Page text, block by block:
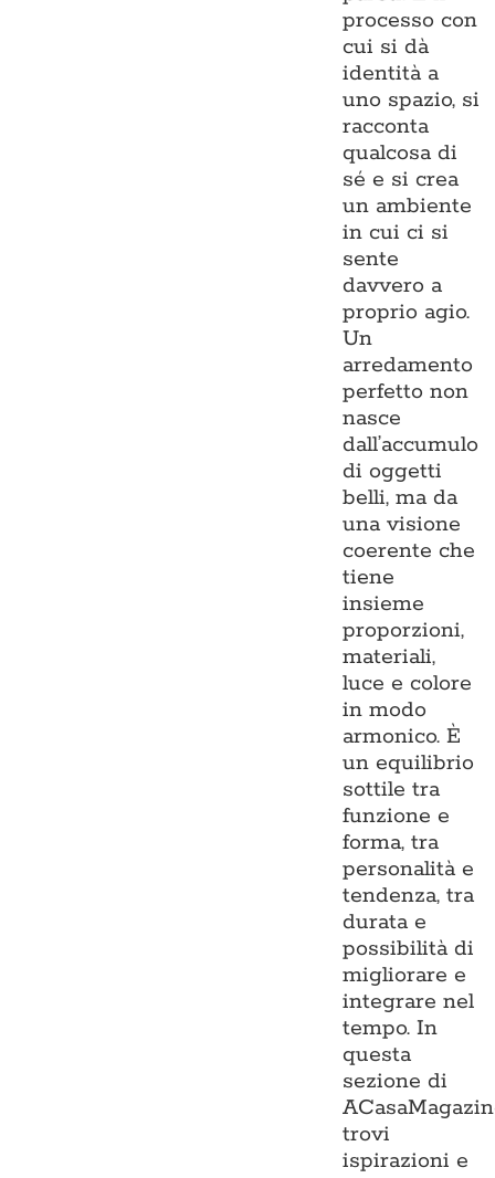
processo con
cui si dà
identità a
uno spazio, si
racconta
qualcosa di
sé e si crea
un ambiente
in cui ci si
sente
davvero a
proprio agio.
Un
arredamento
perfetto non
nasce
dall’accumulo
di oggetti
belli, ma da
una visione
coerente che
tiene
insieme
proporzioni,
materiali,
luce e colore
in modo
armonico. È
un equilibrio
sottile tra
funzione e
forma, tra
personalità e
tendenza, tra
durata e
possibilità di
migliorare e
integrare nel
tempo. In
questa
sezione di
trovi
ispirazioni e